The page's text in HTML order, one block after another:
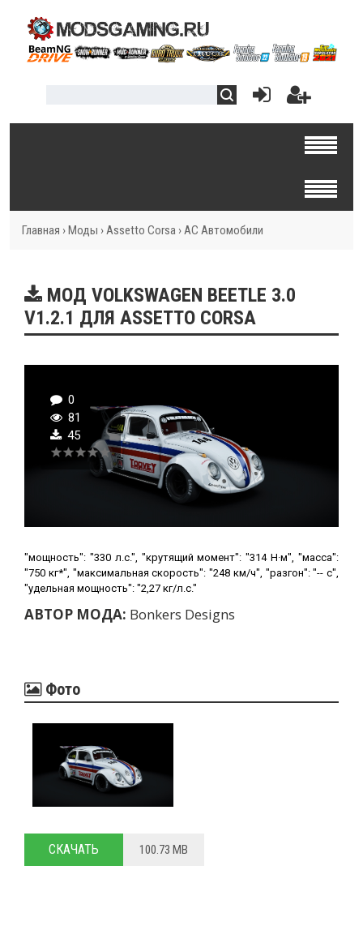
Главная › Моды ›Assetto Corsa ›AC Автомобили
МОД VOLKSWAGEN BEETLE 3.0
V1.2.1 ДЛЯ ASSETTO CORSA
0
81
45
"мощность": "330 л.с.", "крутящий момент": "314 Н·м", "масса":
"750 кг*", "максимальная скорость": "248 км/ч", "разгон": "-- с",
"удельная мощность": "2,27 кг/л.с."
АВТОР МОДА: Bonkers Designs
Фото
СКАЧАТЬ 100.73 MB